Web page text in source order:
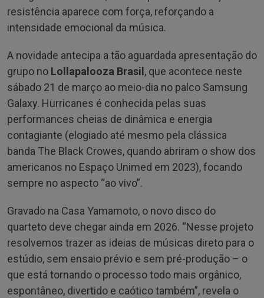
resistência aparece com força, reforçando a
intensidade emocional da música.
A novidade antecipa a tão aguardada apresentação do
grupo no Lollapalooza Brasil, que acontece neste
sábado 21 de março ao meio-dia no palco Samsung
Galaxy. Hurricanes é conhecida pelas suas
performances cheias de dinâmica e energia
contagiante (elogiado até mesmo pela clássica
banda The Black Crowes, quando abriram o show dos
americanos no Espaço Unimed em 2023), focando
sempre no aspecto “ao vivo”.
Gravado na Casa Yamamoto, o novo disco do
quarteto deve chegar ainda em 2026. “Nesse projeto
resolvemos trazer as ideias de músicas direto para o
estúdio, sem ensaio prévio e sem pré-produção – o
que está tornando o processo todo mais orgânico,
espontâneo, divertido e caótico também”, revela o